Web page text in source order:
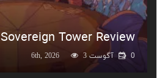
Sovereign Tower Review
آگوست 6th, 2026 3 0